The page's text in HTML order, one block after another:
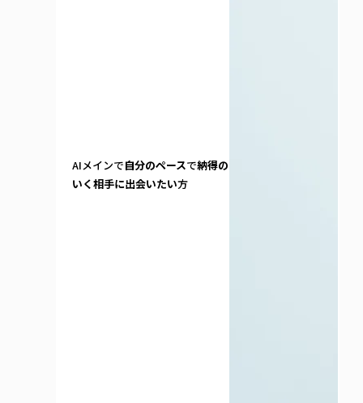
AIメインで自分のペースで納得の
いく相手に出会いたい方